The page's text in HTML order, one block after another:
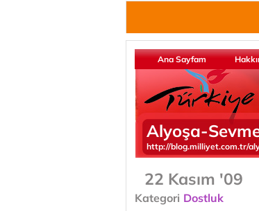
Ana Sayfam
Alyoşa-
http://blog.milliyet.com.tr/
22 Kasım '09
Kategori Dostluk